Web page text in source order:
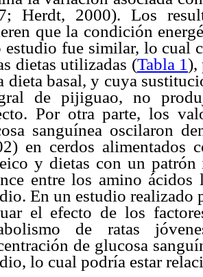
Herdt, 2000). Los
que la condición
estudio fue similar, lo cual
dietas utilizadas (Tabla 1),
dieta basal, y cuya
de pijiguao, no
Por otra parte, los
sanguínea oscilaron
en cerdos alimentados
y dietas con un
entre los amino
En un estudio realizado
el efecto de los
de ratas
de glucosa
lo cual podría estar